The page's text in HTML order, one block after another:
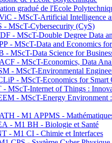
gradué de l'Ecole
- MScT-Artificial Intelligence
- MScT-Cybersecurity (CyS)
- MScT-Double Degree Data
- MScT-Data and Economics
- MScT-Data Science for
- MScT-Economics, Data
- MScT-Environmental
- MScT-Economics for Smart
MScT-Internet of Things :
- MScT-Energy Environment
- M1 APPMS -
- M1 BH - Biologie et Santé
- M1 CI - Chimie et Interfaces